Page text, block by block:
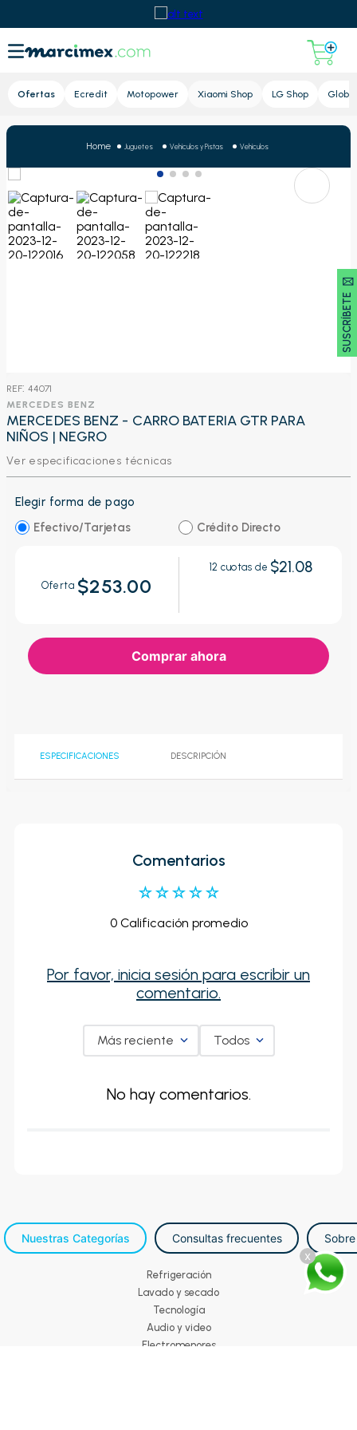
Ofertas Ecredit Motopower Xiaomi Shop LG Shop Global
SUSCRÍBETE 🖂
x
Juguetes Vehículos y Pistas Vehículos
: 44071
MERCEDES BENZ
MERCEDES BENZ - CARRO BATERIA GTR PARA
NIÑOS | NEGRO
Ver especificaciones técnicas
Elegir forma de pago
Efectivo/Tarjetas
Crédito Directo
Oferta $253.00
12 cuotas de $21.08
Comprar ahora
ESPECIFICACIONES DESCRIPCIÓN
Comentarios
☆☆☆☆☆
0 Calificación promedio
Por favor, inicia sesión para escribir un
comentario.
Más reciente Todos
No hay comentarios.
Nuestras Categorías Consultas frecuentes
Refrigeración
Lavado y secado
Tecnología
Audio y video
Electromenores